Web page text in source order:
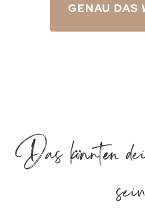
GENAU DAS
Das könnten